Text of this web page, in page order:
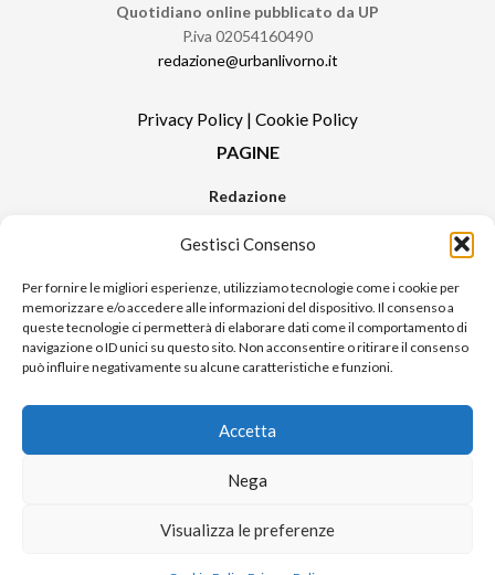
Gestisci Consenso
Per fornire le migliori esperienze, utilizziamo tecnologie come i cookie per
memorizzare e/o accedere alle informazioni del dispositivo. Il consenso a
queste tecnologie ci permetterà di elaborare dati come il comportamento di
navigazione o ID unici su questo sito. Non acconsentire o ritirare il consenso
può influire negativamente su alcune caratteristiche e funzioni.
Accetta
Nega
Visualizza le preferenze
Quotidiano online pubblicato da UP
P.iva 02054160490
redazione@urbanlivorno.it
Privacy Policy | Cookie Policy
PAGINE
Redazione
Pubblicità
Sitemap
RUBRICHE
Notizie in Primo Piano
Urban Video
Livorno FAQs
© 2024 UP di Poggianti Simona | Urban Livorno è una testata giornalistica
iscritta al numero n. 09/2018 del Registro Stampa del Tribunale di Livorno